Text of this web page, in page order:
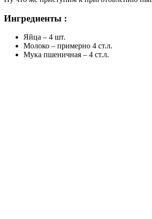
Ингредиенты :
Яйца – 4 шт.
Молоко – примерно 4 ст.л.
Мука пшеничная – 4 ст.л.